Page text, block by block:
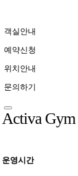
객실안내
예약신청
위치안내
문의하기
Activa Gym
운영시간